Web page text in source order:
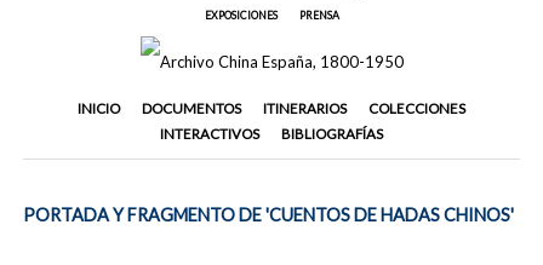
EXPOSICIONES
PRENSA
INICIO DOCUMENTOS ITINERARIOS
COLECCIONES
INTERACTIVOS
BIBLIOGRAFÍAS
PORTADA Y FRAGMENTO DE 'CUENTOS DE HADAS CHINOS'